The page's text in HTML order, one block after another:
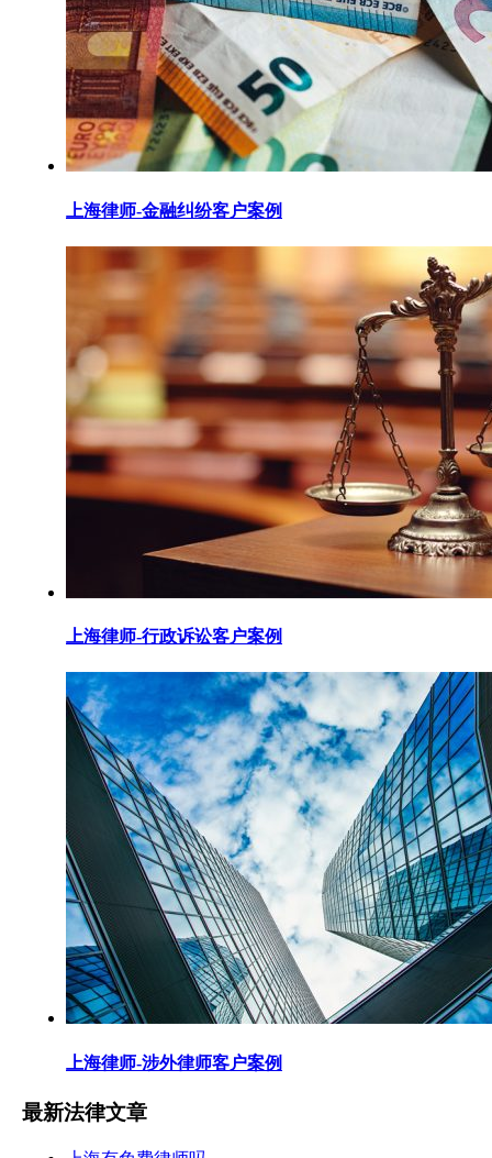
上海律师-金融纠纷客户案例
上海律师-行政诉讼客户案例
上海律师-涉外律师客户案例
最新法律文章